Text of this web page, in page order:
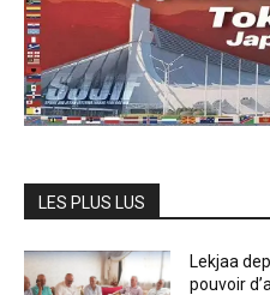
LES PLUS LUS
Lekjaa
pouvoir